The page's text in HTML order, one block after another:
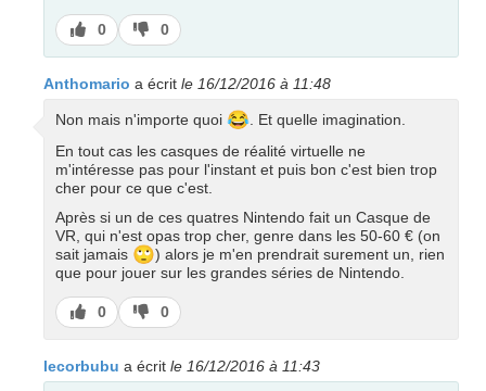
J’aime
0
J’aime
pas
0
Anthomario a écrit le 16/12/2016 à 11:48
Non mais n'importe quoi 😂 . Et quelle imagination.
En tout cas les casques de réalité virtuelle ne
m'intéresse pas pour l'instant et puis bon c'est bien trop
cher pour ce que c'est.
Après si un de ces quatres Nintendo fait un Casque de
VR, qui n'est opas trop cher, genre dans les 50-60 € (on
sait jamais 🙄) alors je m'en prendrait surement un, rien
que pour jouer sur les grandes séries de Nintendo.
J’aime
0
J’aime
pas
0
lecorbubu a écrit le 16/12/2016 à 11:43